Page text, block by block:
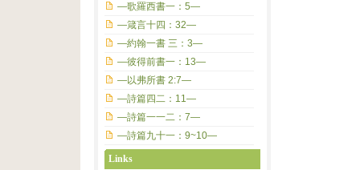
—歌羅西書一：5—
—箴言十四：32—
—約翰一書 三：3—
—彼得前書一：13—
—以弗所書 2:7—
—詩篇四二：11—
—詩篇一一二：7—
—詩篇九十一：9~10—
Links